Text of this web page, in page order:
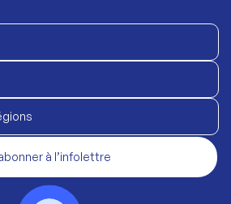
à l’infolettre